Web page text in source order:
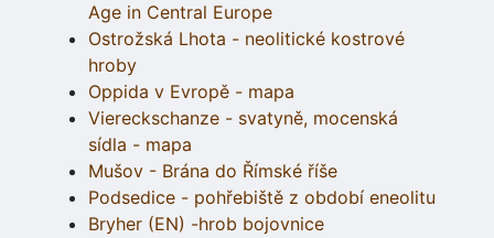
Age in Central Europe
Ostrožská Lhota - neolitické kostrové
hroby
Oppida v Evropě - mapa
Viereckschanze - svatyně, mocenská
sídla - mapa
Mušov - Brána do Římské říše
Podsedice - pohřebiště z období eneolitu
Bryher (EN) -hrob bojovnice